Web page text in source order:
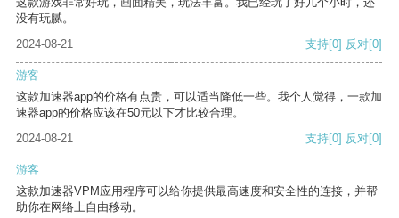
没有玩腻。
2024-08-21
支持[0] 反对[0]
游客
这款加速器app的价格有点贵，可以适当降低一些。我个人觉得，一款加
速器app的价格应该在50元以下才比较合理。
2024-08-21
支持[0] 反对[0]
游客
这款加速器VPM应用程序可以给你提供最高速度和安全性的连接，并帮
助你在网络上自由移动。